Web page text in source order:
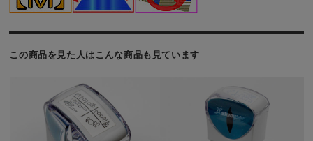
この商品を見た人はこんな商品も見ています